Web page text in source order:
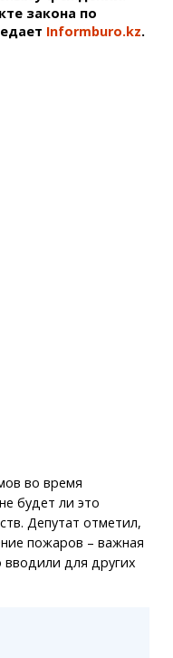
закона по
Informburo.kz.
во время
будет ли это
Депутат отметил,
пожаров – важная
вводили для других